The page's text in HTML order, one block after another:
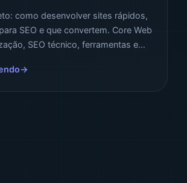
como desenvolver sites rápidos,
SEO e que convertem. Core Web
SEO técnico, ferramentas e